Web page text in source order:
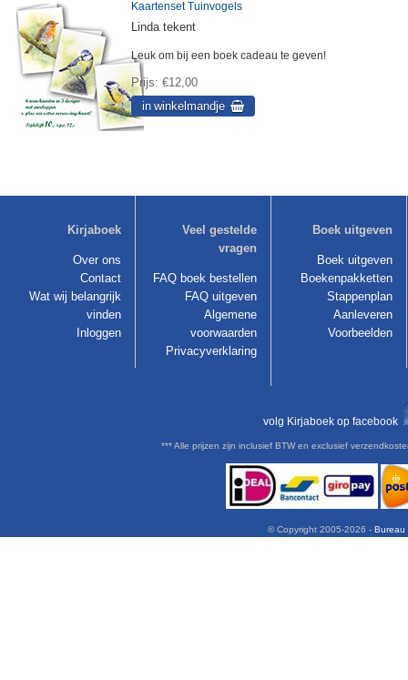
Kaartenset Tuinvogels
Linda tekent
Leuk om bij een boek cadeau te geven!
Prijs €12,00
Kirjaboek
Over ons
Contact
Wat wij belangrijk
vinden
Inloggen
Veel gestelde
vragen
FAQ boek bestellen
FAQ uitgeven
Algemene
voorwaarden
Privacyverklaring
Boek uitgeven
Boek uitgeven
Boekenpakketten
Stappenplan
Aanleveren
Voorbeelden
volg Kirjaboek op facebook
*** Alle prijzen zijn inclusief BTW en exclusief
© Copyright 2005-2026 - Bureau